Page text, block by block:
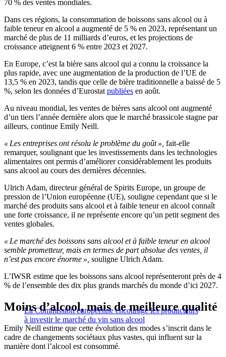
70 % des ventes mondiales.
Dans ces régions, la consommation de boissons sans alcool ou à
faible teneur en alcool a augmenté de 5 % en 2023, représentant un
marché de plus de 11 milliards d’euros, et les projections de
croissance atteignent 6 % entre 2023 et 2027.
En Europe, c’est la bière sans alcool qui a connu la croissance la
plus rapide, avec une augmentation de la production de l’UE de
13,5 % en 2023, tandis que celle de bière traditionnelle a baissé de 5
%, selon les données d’Eurostat publiées en août.
Au niveau mondial, les ventes de bières sans alcool ont augmenté
d’un tiers l’année dernière alors que le marché brassicole stagne par
ailleurs, continue Emily Neill.
« Les entreprises ont résolu le problème du goût », fait-elle
remarquer, soulignant que les investissements dans les technologies
alimentaires ont permis d’améliorer considérablement les produits
sans alcool au cours des dernières décennies.
Ulrich Adam, directeur général de Spirits Europe, un groupe de
pression de l’Union européenne (UE), souligne cependant que si le
marché des produits sans alcool et à faible teneur en alcool connaît
une forte croissance, il ne représente encore qu’un petit segment des
ventes globales.
« Le marché des boissons sans alcool et à faible teneur en alcool
semble prometteur, mais en termes de part absolue des ventes, il
n’est pas encore énorme », souligne Ulrich Adam.
L’IWSR estime que les boissons sans alcool représenteront près de 4
% de l’ensemble des dix plus grands marchés du monde d’ici 2027.
La Commission européenne encourage les producteurs
à investir le marché du vin sans alcool
Moins d’alcool, mais de meilleure qualité
Emily Neill estime que cette évolution des modes s’inscrit dans le
cadre de changements sociétaux plus vastes, qui influent sur la
manière dont l’alcool est consommé.